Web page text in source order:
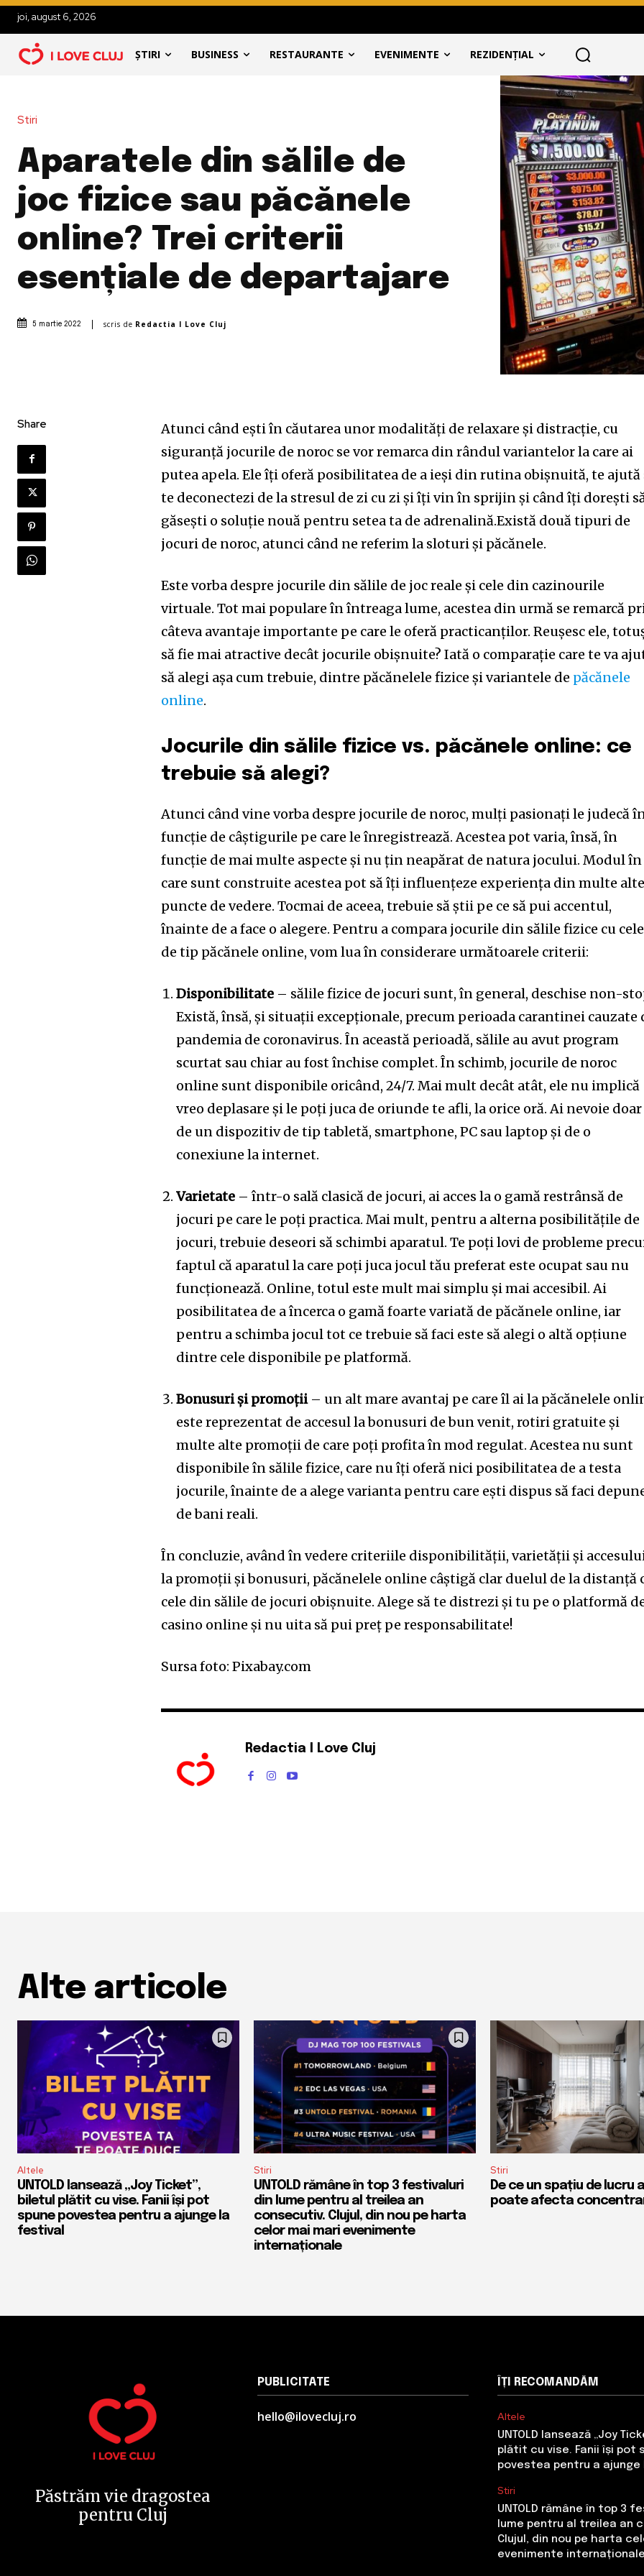
Join our community of
of the conversation.
To subscribe, simply enter your email address on our website or click
the subscribe button below. Don't worry, we respect your privacy and
won't spam your inbox. Your information is safe with us.
32,111
joi, august 6, 2026
ȘTIRI BUSINESS RESTAURANTE EVENIMENTE REZIDENȚIAL
Stiri
Aparatele din sălile de
joc fizice sau păcănele
online? Trei criterii
esențiale de departajare
5 martie 2022 scris de Redactia I Love Cluj
Share
Atunci când ești în căutarea unor modalități de relaxare și distracție, cu
siguranță jocurile de noroc se vor remarca din rândul variantelor la care ai
putea apela. Ele îți oferă posibilitatea de a ieși din rutina obișnuită, te ajută
te deconectezi de la stresul de zi cu zi și îți vin în sprijin și când îți dorești
găsești o soluție nouă pentru setea ta de adrenalină.Există două tipuri de
jocuri de noroc, atunci când ne referim la sloturi și păcănele.
Este vorba despre jocurile din sălile de joc reale și cele din cazinourile
virtuale. Tot mai populare în întreaga lume, acestea din urmă se remarcă
câteva avantaje importante pe care le oferă practicanților. Reușesc ele,
să fie mai atractive decât jocurile obișnuite? Iată o comparație care te va
să alegi așa cum trebuie, dintre păcănelele fizice și variantele de păcănele
online.
Jocurile din sălile fizice vs. păcănele online: ce
trebuie să alegi?
Atunci când vine vorba despre jocurile de noroc, mulți pasionați le judecă
funcție de câștigurile pe care le înregistrează. Acestea pot varia, însă, în
funcție de mai multe aspecte și nu țin neapărat de natura jocului. Modul în
care sunt construite acestea pot să îți influențeze experiența din multe alte
puncte de vedere. Tocmai de aceea, trebuie să știi pe ce să pui accentul,
înainte de a face o alegere. Pentru a compara jocurile din sălile fizice cu cele
de tip păcănele online, vom lua în considerare următoarele criterii:
Disponibilitate – sălile fizice de jocuri sunt, în general, deschise non-
Există, însă, și situații excepționale, precum perioada carantinei cauzate
pandemia de coronavirus. În această perioadă, sălile au avut program
scurtat sau chiar au fost închise complet. În schimb, jocurile de noroc
online sunt disponibile oricând, 24/7. Mai mult decât atât, ele nu implică
vreo deplasare și le poți juca de oriunde te afli, la orice oră. Ai nevoie doar
de un dispozitiv de tip tabletă, smartphone, PC sau laptop și de o
conexiune la internet.
Varietate – într-o sală clasică de jocuri, ai acces la o gamă restrânsă de
jocuri pe care le poți practica. Mai mult, pentru a alterna posibilitățile de
jocuri, trebuie deseori să schimbi aparatul. Te poți lovi de probleme
faptul că aparatul la care poți juca jocul tău preferat este ocupat sau nu
funcționează. Online, totul este mult mai simplu și mai accesibil. Ai
posibilitatea de a încerca o gamă foarte variată de păcănele online, iar
pentru a schimba jocul tot ce trebuie să faci este să alegi o altă opțiune
dintre cele disponibile pe platformă.
Bonusuri și promoții– un alt mare avantaj pe care îl ai la păcănelele
este reprezentat de accesul la bonusuri de bun venit, rotiri gratuite și
multe alte promoții de care poți profita în mod regulat. Acestea nu sunt
disponibile în sălile fizice, care nu îți oferă nici posibilitatea de a testa
jocurile, înainte de a alege varianta pentru care ești dispus să faci
de bani reali.
În concluzie, având în vedere criteriile disponibilității, varietății și
la promoții și bonusuri, păcănelele online câștigă clar duelul de la distanță
cele din sălile de jocuri obișnuite. Alege să te distrezi și tu pe o platformă
casino online și nu uita să pui preț pe responsabilitate!
Sursa foto: Pixabay.com
Redactia I Love Cluj
Alte articole
Altele
UNTOLD lansează „Joy Ticket”,
biletul plătit cu vise. Fanii își pot
spune povestea pentru a ajunge la
festival
Stiri
UNTOLD rămâne în top 3 festivaluri
din lume pentru al treilea an
consecutiv. Clujul, din nou pe harta
celor mai mari evenimente
internaționale
Stiri
De ce un spațiu de lucru
poate afecta
Păstrăm vie dragostea
pentru Cluj
PUBLICITATE
hello@ilovecluj.ro
ÎȚI RECOMANDĂM
Altele
UNTOLD lansează „Joy
plătit cu vise. Fanii își pot
povestea pentru a
Stiri
UNTOLD rămâne în top 3
lume pentru al treilea an
Clujul, din nou pe harta
evenimente internaționale